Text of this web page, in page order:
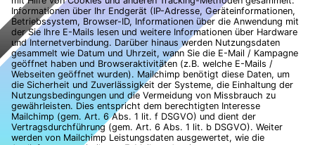
Informationen über Ihr Endgerät (IP-Adresse, Geräteinformationen,
Betriebssystem, Browser-ID, Informationen über die Anwendung mit
der Sie Ihre E-Mails lesen und weitere Informationen über Hardware
und Internetverbindung. Darüber hinaus werden Nutzungsdaten
gesammelt wie Datum und Uhrzeit, wann Sie die E-Mail / Kampagne
geöffnet haben und Browseraktivitäten (z.B. welche E-Mails /
Webseiten geöffnet wurden). Mailchimp benötigt diese Daten, um
die Sicherheit und Zuverlässigkeit der Systeme, die Einhaltung der
Nutzungsbedingungen und die Vermeidung von Missbrauch zu
gewährleisten. Dies entspricht dem berechtigten Interesse
Mailchimp (gem. Art. 6 Abs. 1 lit. f DSGVO) und dient der
Vertragsdurchführung (gem. Art. 6 Abs. 1 lit. b DSGVO). Weiter
werden von Mailchimp Leistungsdaten ausgewertet, wie die